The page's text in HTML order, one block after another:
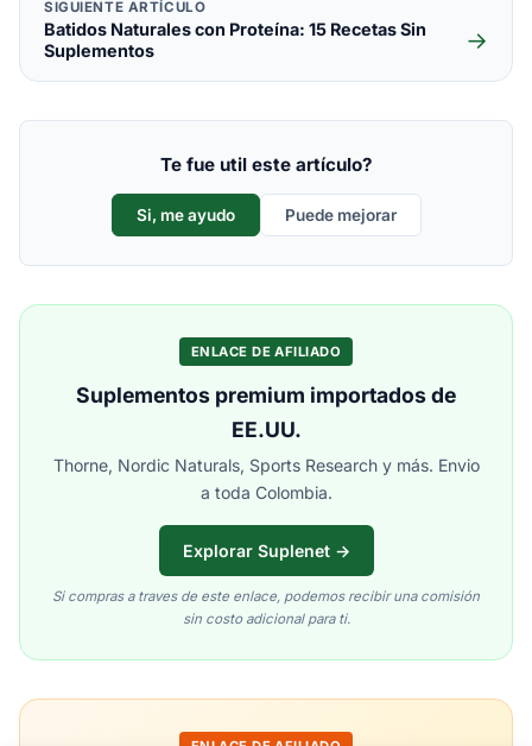
SIGUIENTE ARTÍCULO
Batidos Naturales con Proteína: 15 Recetas Sin
Suplementos
→
Te fue util este artículo?
Si, me ayudo Puede mejorar
ENLACE DE AFILIADO
Suplementos premium importados de
EE.UU.
Thorne, Nordic Naturals, Sports Research y más. Envio
a toda Colombia.
Explorar Suplenet →
Si compras a traves de este enlace, podemos recibir una comisión
sin costo adicional para ti.